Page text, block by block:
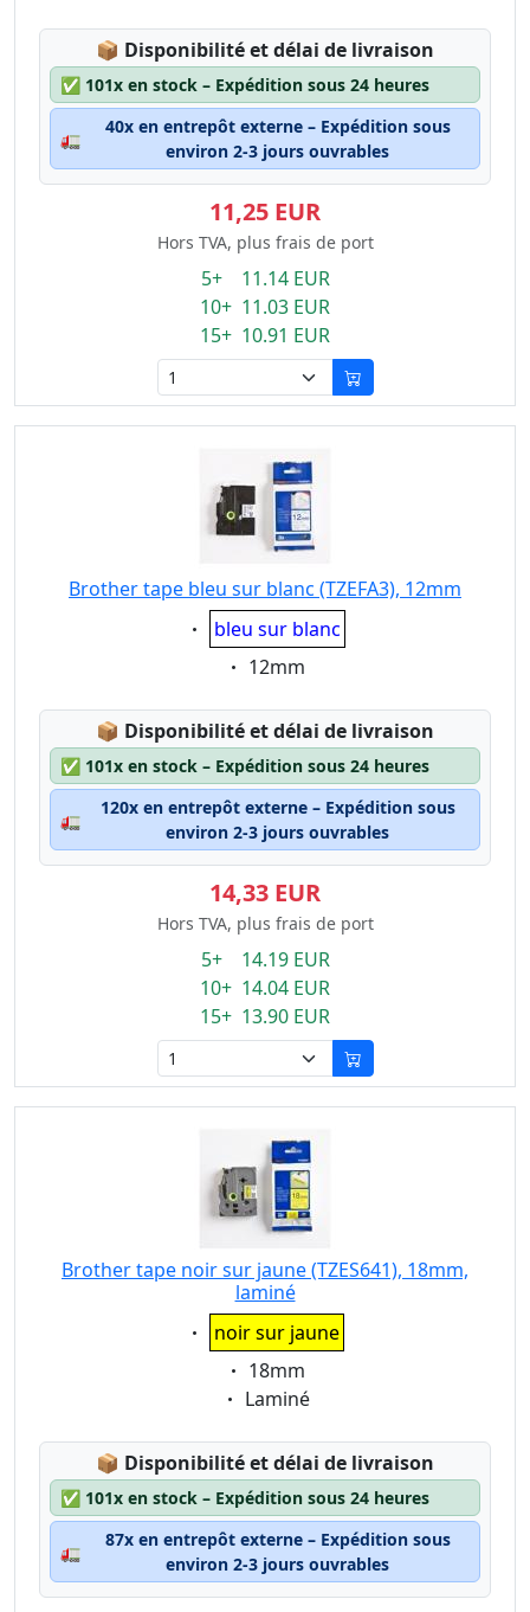
📦 Lagerstatus:
Disponibilité et délai de livraison
✅ 101x en stock – Expédition sous 24 heures
🚛
40x en entrepôt externe – Expédition sous
environ 2-3 jours ouvrables
11,25 EUR
Hors TVA, plus frais de port
5+ 11.14 EUR
10+ 11.03 EUR
15+ 10.91 EUR
Brother tape bleu sur blanc (TZEFA3), 12mm
Eigenschaft:
bleu sur blanc
Eigenschaft:
12mm
📦 Lagerstatus:
Disponibilité et délai de livraison
✅ 101x en stock – Expédition sous 24 heures
🚛
120x en entrepôt externe – Expédition sous
environ 2-3 jours ouvrables
14,33 EUR
Hors TVA, plus frais de port
5+ 14.19 EUR
10+ 14.04 EUR
15+ 13.90 EUR
Brother tape noir sur jaune (TZES641), 18mm,
laminé
Eigenschaft:
noir sur jaune
Eigenschaft:
18mm
Eigenschaft:
Laminé
📦 Lagerstatus:
Disponibilité et délai de livraison
✅ 101x en stock – Expédition sous 24 heures
🚛
87x en entrepôt externe – Expédition sous
environ 2-3 jours ouvrables